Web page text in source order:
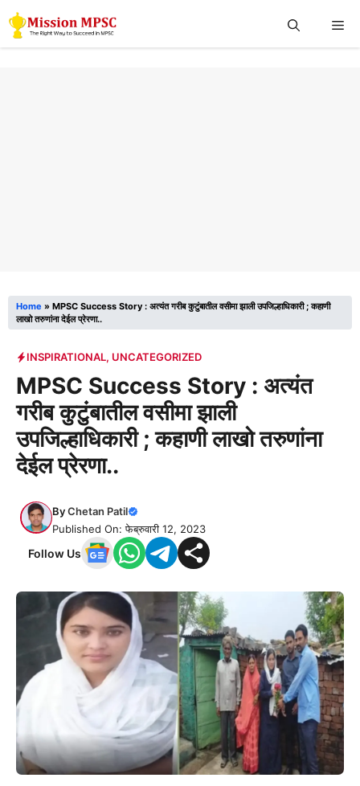
Skip
to
Home » MPSC Success Story : अत्यंत गरीब कुटुंबातील वसीमा झाली उपजिल्हाधिकारी ; कहाणी
लाखो तरुणांना देईल प्रेरणा..
INSPIRATIONAL, UNCATEGORIZED
MPSC Success Story : अत्यंत
गरीब कुटुंबातील वसीमा झाली
उपजिल्हाधिकारी ; कहाणी लाखो तरुणांना
देईल प्रेरणा..
ByChetan Patil
Published On: फेब्रुवारी 12, 2023
Follow Us